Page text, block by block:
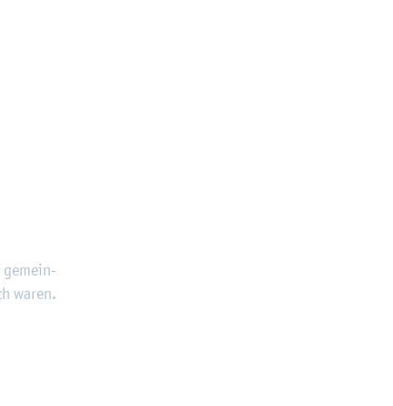
ge­mein­
waren.